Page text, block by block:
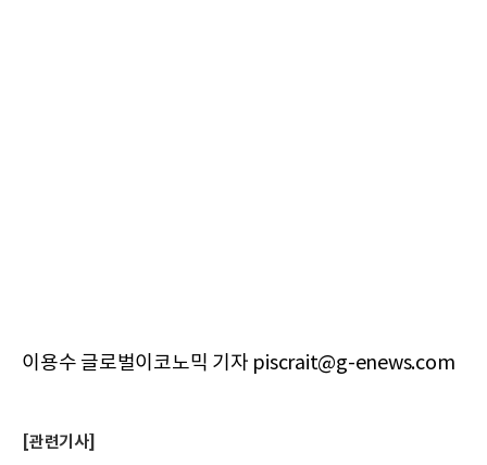
이용수 글로벌이코노믹 기자 piscrait@g-enews.com
[관련기사]